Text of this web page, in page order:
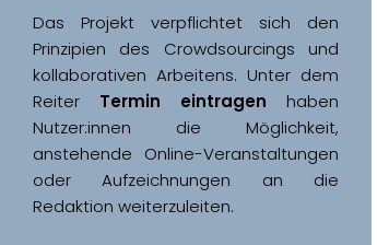
Das Projekt verpflichtet sich den
Prinzipien des Crowdsourcings und
kollaborativen Arbeitens. Unter dem
Reiter Termin eintragen haben
Nutzer:innen die Möglichkeit,
anstehende Online-Veranstaltungen
oder Aufzeichnungen an die
Redaktion weiterzuleiten.